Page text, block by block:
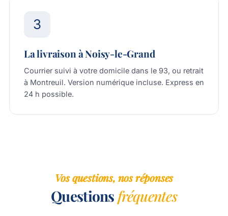
3
La livraison à Noisy-le-Grand
Courrier suivi à votre domicile dans le 93, ou retrait
à Montreuil. Version numérique incluse. Express en
24 h possible.
Vos questions, nos réponses
Questions fréquentes